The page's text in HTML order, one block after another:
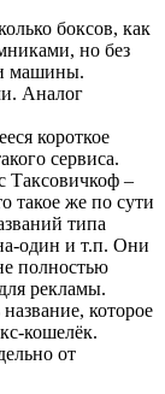
боксов, как
но без
машины.
Аналог
короткое
сервиса.
Таксовичкоф –
такое же по сути
типа
один и т.п. Они
полностью
рекламы.
которое
кошелёк.
от